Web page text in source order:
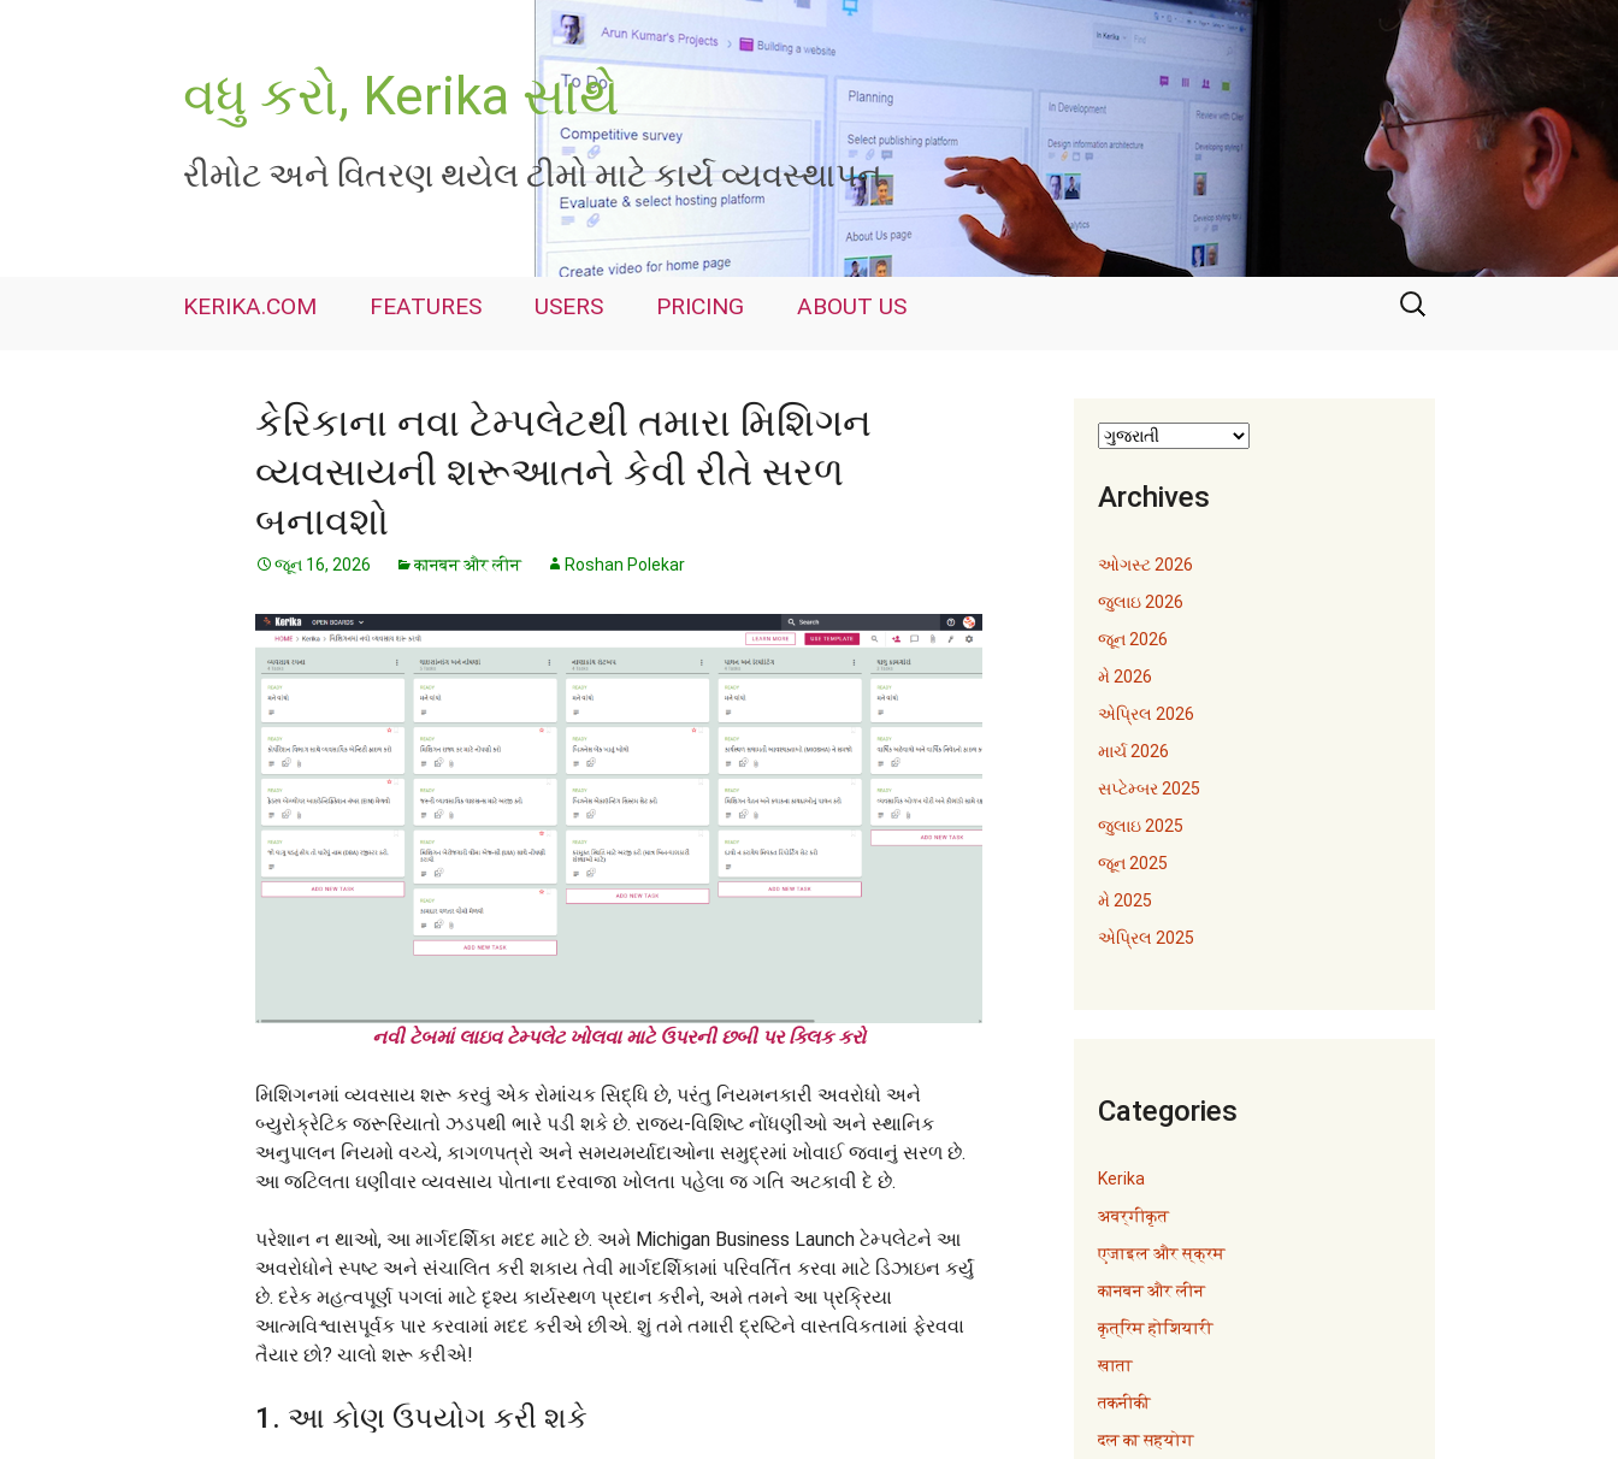
વધુ કરો, Kerika સાથે
રીમોટ અને વિતરણ થયેલ ટીમો માટે કાર્ય વ્યવસ્થાપન
KERIKA.COM FEATURES USERS PRICING ABOUT US
માટે
શોધો
કેરિકાના નવા ટેમ્પલેટથી તમારા મિશિગન
વ્યવસાયની શરૂઆતને કેવી રીતે સરળ
બનાવશો
જૂન 16, 2026 कानबन और लीन Roshan Polekar
નવી ટેબમાં લાઇવ ટેમ્પલેટ ખોલવા માટે ઉપરની છબી પર ક્લિક કરો
મિશિગનમાં વ્યવસાય શરૂ કરવું એક રોમાંચક સિદ્ધિ છે, પરંતુ નિયમનકારી અવરોધો અને
બ્યુરોક્રેટિક જરૂરિયાતો ઝડપથી ભારે પડી શકે છે. રાજ્ય-વિશિષ્ટ નોંધણીઓ અને સ્થાનિક
અનુપાલન નિયમો વચ્ચે, કાગળપત્રો અને સમયમર્યાદાઓના સમુદ્રમાં ખોવાઈ જવાનું સરળ છે.
આ જટિલતા ઘણીવાર વ્યવસાય પોતાના દરવાજા ખોલતા પહેલા જ ગતિ અટકાવી દે છે.
પરેશાન ન થાઓ, આ માર્ગદર્શિકા મદદ માટે છે. અમે Michigan Business Launch ટેમ્પલેટને આ
અવરોધોને સ્પષ્ટ અને સંચાલિત કરી શકાય તેવી માર્ગદર્શિકામાં પરિવર્તિત કરવા માટે ડિઝાઇન કર્યું
છે. દરેક મહત્વપૂર્ણ પગલાં માટે દૃશ્ય કાર્યસ્થળ પ્રદાન કરીને, અમે તમને આ પ્રક્રિયા
આત્મવિશ્વાસપૂર્વક પાર કરવામાં મદદ કરીએ છીએ. શું તમે તમારી દ્રષ્ટિને વાસ્તવિકતામાં ફેરવવા
તૈયાર છો? ચાલો શરૂ કરીએ!
1. આ કોણ ઉપયોગ કરી શકે
Archives
ઓગસ્ટ 2026
જુલાઇ 2026
જૂન 2026
મે 2026
એપ્રિલ 2026
માર્ચ 2026
સપ્ટેમ્બર 2025
જુલાઇ 2025
જૂન 2025
મે 2025
એપ્રિલ 2025
Categories
Kerika
अवर्गीकृत
एजाइल और स्क्रम
कानबन और लीन
कृत्रिम होशियारी
खाता
तकनीकी
दल का सहयोग